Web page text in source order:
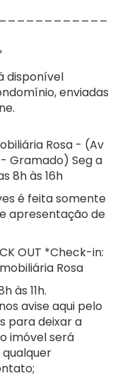
disponível
enviadas
Rosa - (Av
Gramado) Seg a
8h às 16h
é feita somente
apresentação de
OUT *Check-in:
Rosa
às 11h.
avise aqui pelo
para deixar a
imóvel será